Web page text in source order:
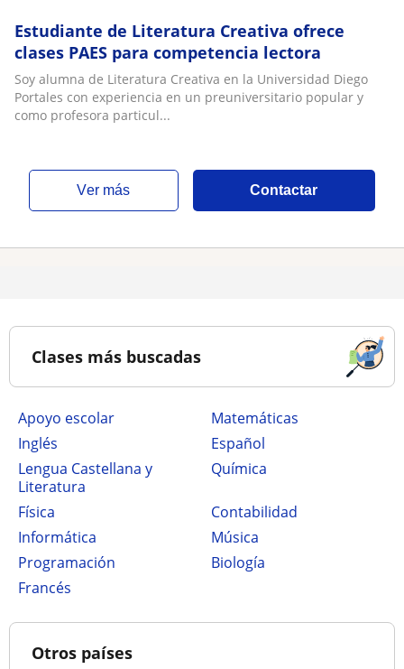
Estudiante de Literatura Creativa ofrece
clases PAES para competencia lectora
Soy alumna de Literatura Creativa en la Universidad Diego
Portales con experiencia en un preuniversitario popular y
como profesora particul...
ver más Contactar
Clases más buscadas
Apoyo escolar
Matemáticas
Inglés
Español
Lengua Castellana y
Literatura
Química
Física
Contabilidad
Informática
Música
Programación
Biología
Francés
Otros países